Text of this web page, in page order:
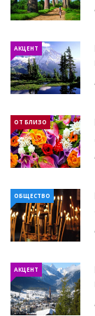
АКЦЕНТ
ОТ БЛИЗО
ОБЩЕСТВО
АКЦЕНТ